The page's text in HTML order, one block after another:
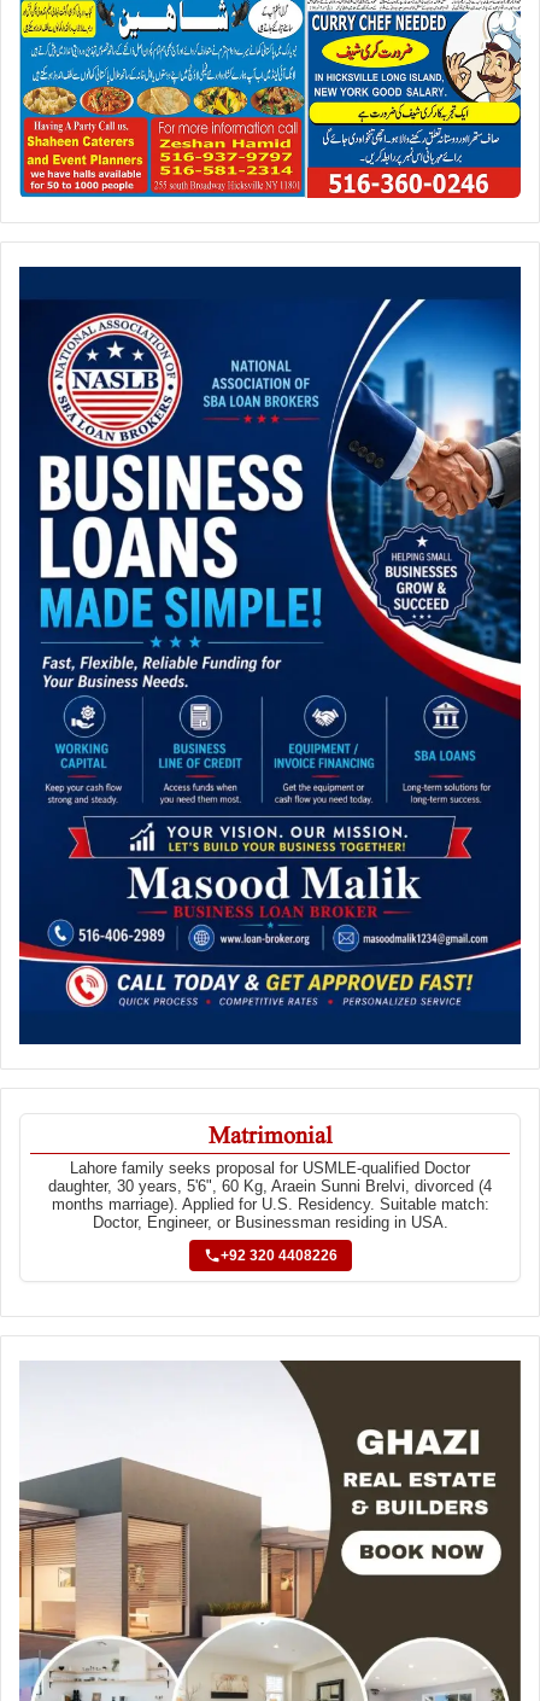
Matrimonial
Lahore family seeks proposal for USMLE-qualified Doctor
daughter, 30 years, 5'6", 60 Kg, Araein Sunni Brelvi, divorced (4
months marriage). Applied for U.S. Residency. Suitable match:
Doctor, Engineer, or Businessman residing in USA.
+92 320 4408226